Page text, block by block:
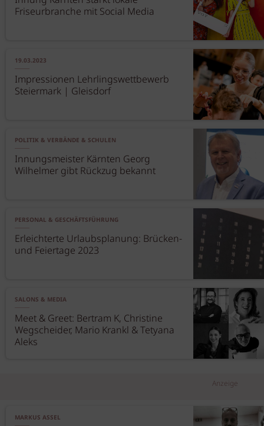
Friseurbranche mit Social Media
19.03.2023
Impressionen Lehrlingswettbewerb
Steiermark | Gleisdorf
POLITIK & VERBÄNDE & SCHULEN
Innungsmeister Kärnten Georg
Wilhelmer gibt Rückzug bekannt
PERSONAL & GESCHÄFTSFÜHRUNG
Erleichterte Urlaubsplanung: Brücken-
und Feiertage 2023
SALONS & MEDIA
Meet & Greet: Bertram K, Christine
Wegscheider, Mario Krankl & Tetyana
Aleks
Anzeige
MARKUS ASSEL